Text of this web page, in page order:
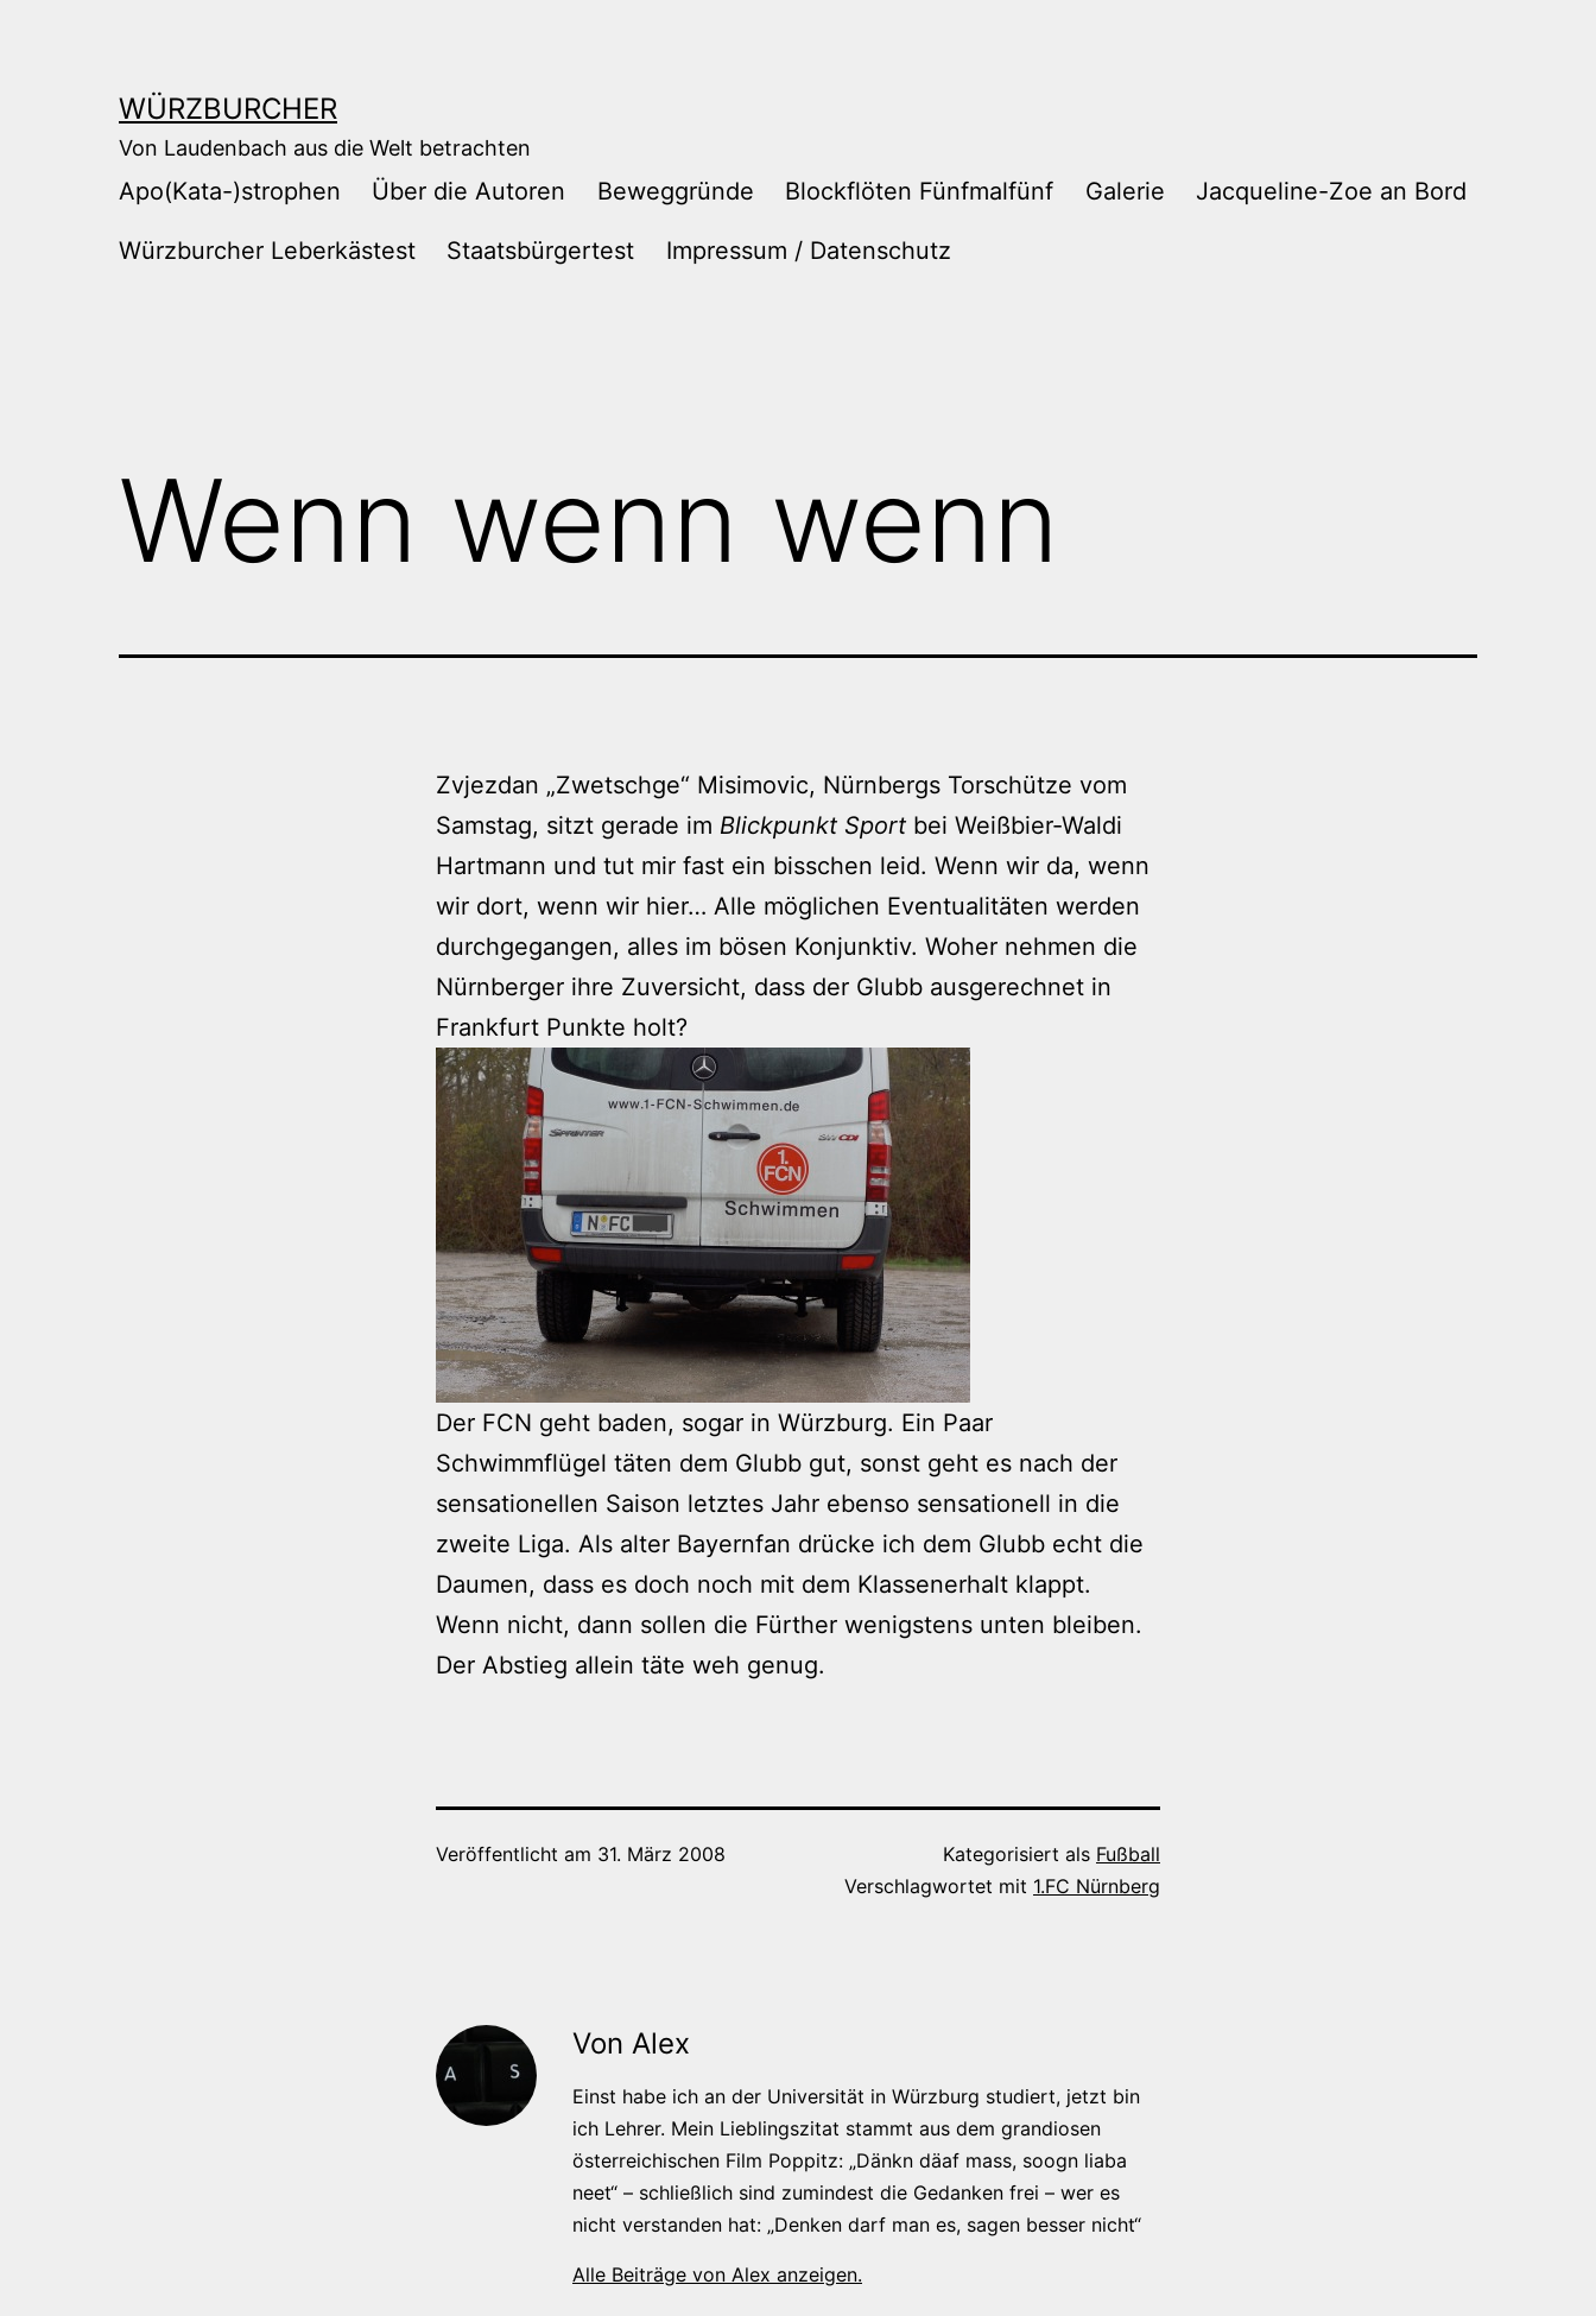
WÜRZBURCHER
Von Laudenbach aus die Welt betrachten
Apo(Kata-)strophen Über die Autoren Beweggründe Blockflöten Fünfmalfünf Galerie Jacqueline-Zoe an Bord
Würzburcher Leberkästest Staatsbürgertest Impressum / Datenschutz
Wenn wenn wenn
Zvjezdan „Zwetschge“ Misimovic, Nürnbergs Torschütze vom
Samstag, sitzt gerade im Blickpunkt Sport bei Weißbier-Waldi
Hartmann und tut mir fast ein bisschen leid. Wenn wir da, wenn
wir dort, wenn wir hier… Alle möglichen Eventualitäten werden
durchgegangen, alles im bösen Konjunktiv. Woher nehmen die
Nürnberger ihre Zuversicht, dass der Glubb ausgerechnet in
Frankfurt Punkte holt?
Der FCN geht baden, sogar in Würzburg. Ein Paar
Schwimmflügel täten dem Glubb gut, sonst geht es nach der
sensationellen Saison letztes Jahr ebenso sensationell in die
zweite Liga. Als alter Bayernfan drücke ich dem Glubb echt die
Daumen, dass es doch noch mit dem Klassenerhalt klappt.
Wenn nicht, dann sollen die Fürther wenigstens unten bleiben.
Der Abstieg allein täte weh genug.
Veröffentlicht am 31. März 2008 Kategorisiert als Fußball
Verschlagwortet mit 1.FC Nürnberg
Von Alex
Einst habe ich an der Universität in Würzburg studiert, jetzt bin
ich Lehrer. Mein Lieblingszitat stammt aus dem grandiosen
österreichischen Film Poppitz: „Dänkn däaf mass, soogn liaba
neet“ – schließlich sind zumindest die Gedanken frei – wer es
nicht verstanden hat: „Denken darf man es, sagen besser nicht“
Alle Beiträge von Alex anzeigen.